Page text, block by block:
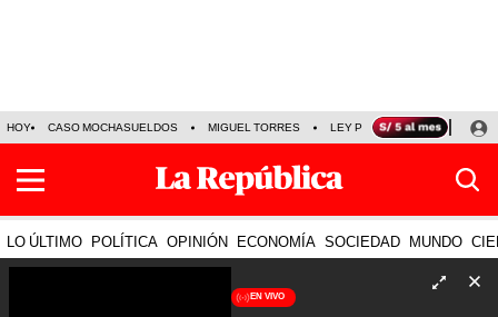
HOY CASO MOCHASUELDOS MIGUEL TORRES LEY PULPÍN PRECIO DEL
LO ÚLTIMO POLÍTICA OPINIÓN ECONOMÍA SOCIEDAD MUNDO
EN VIVO